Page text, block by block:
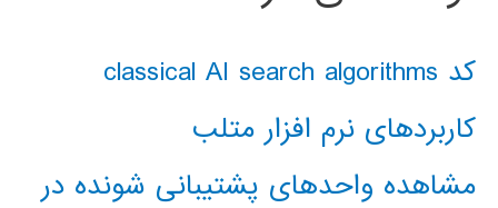
کد classical AI search algorithms
کاربردهای نرم افزار متلب
مشاهده واحدهای پشتیبانی شونده در